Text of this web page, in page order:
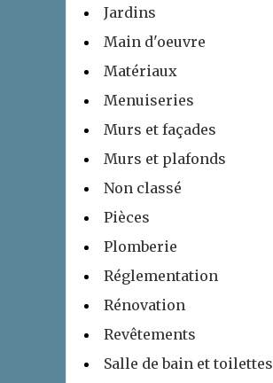
Jardins
Main d'oeuvre
Matériaux
Menuiseries
Murs et façades
Murs et plafonds
Non classé
Pièces
Plomberie
Réglementation
Rénovation
Revêtements
Salle de bain et toilettes